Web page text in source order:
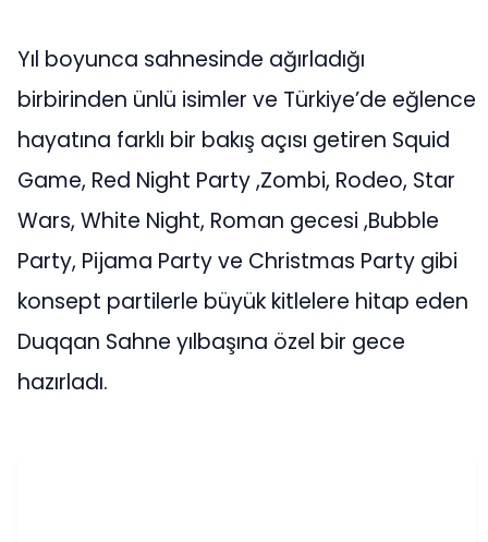
Yıl boyunca sahnesinde ağırladığı
birbirinden ünlü isimler ve Türkiye’de eğlence
hayatına farklı bir bakış açısı getiren Squid
Game, Red Night Party ,Zombi, Rodeo, Star
Wars, White Night, Roman gecesi ,Bubble
Party, Pijama Party ve Christmas Party gibi
konsept partilerle büyük kitlelere hitap eden
Duqqan Sahne yılbaşına özel bir gece
hazırladı.